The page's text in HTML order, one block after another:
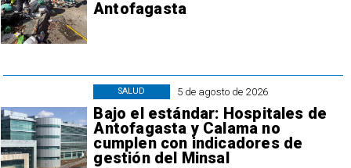
Antofagasta
5 de agosto de 2026
Bajo el estándar: Hospitales de
Antofagasta y Calama no
cumplen con indicadores de
gestión del Minsal
SALUD